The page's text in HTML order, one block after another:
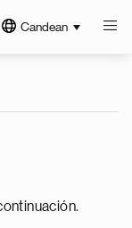
Candean